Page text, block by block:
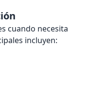
cuando necesita
incluyen: